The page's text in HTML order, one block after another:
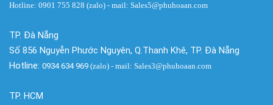
Hotline: 0901 755 828 (zalo) - mail: Sales5@phuhoaan.com
TP. Đà Nẵng
Số 856 Nguyễn Phước Nguyên, Q.Thanh Khê, TP. Đà Nẵng
Hotline: 0934 634 969 (zalo) - mail: Sales3@phuhoaan.com
TP. HCM